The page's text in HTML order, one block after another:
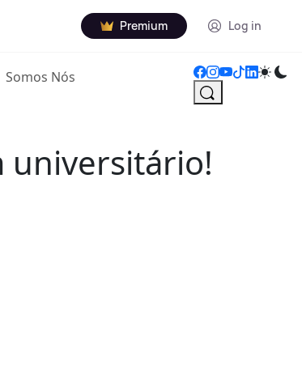
Premium Log in
Somos Nós
universitário!